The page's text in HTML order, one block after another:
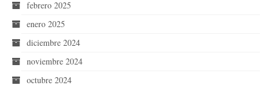
febrero 2025
enero 2025
diciembre 2024
noviembre 2024
octubre 2024